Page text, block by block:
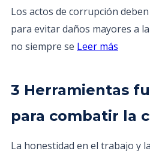
Los actos de corrupción
para evitar daños mayores a
no siempre se Leer más
3 Herramientas
para combatir la
La honestidad en el trabajo y